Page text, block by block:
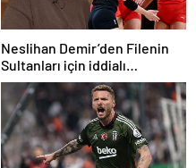
Neslihan Demir’den Filenin
Sultanları için iddialı
açıklama!